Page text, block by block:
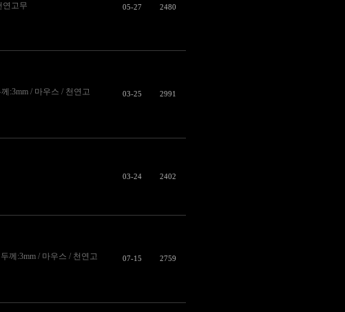
연고무
05-27 2480
:3mm / 마우스 / 천연고
03-25 2991
03-24 2402
께:3mm / 마우스 / 천연고
07-15 2759